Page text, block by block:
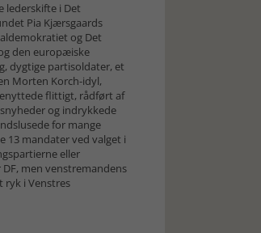
lederskifte i Det
Pia Kjærsgaards
og Det
den europæiske
dygtige partisoldater, et
Morten Korch-idyl,
flittigt, rådført af
og indrykkede
for mange
13 mandater ved valget i
eller
men venstremandens
ryk i Venstres